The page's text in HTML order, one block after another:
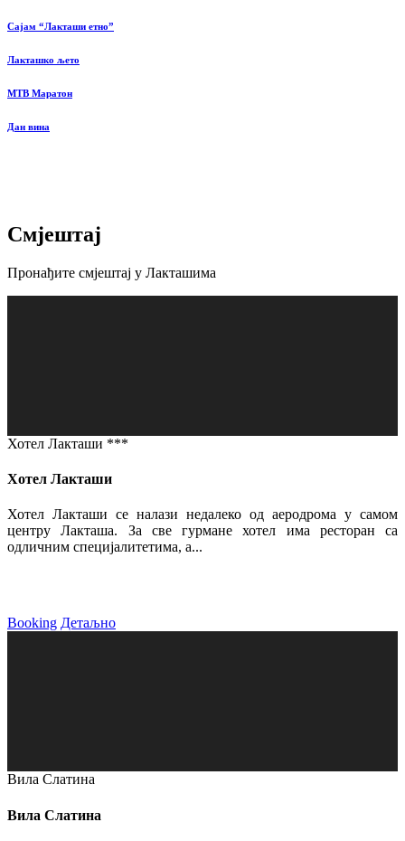
Сајам “Лакташи етно”
Лакташко љето
MTB Маратон
Дан вина
Смјештај
Пронађите смјештај у Лакташима
Хотел Лакташи ***
Хотел Лакташи
Хотел Лакташи се налази недалеко од аеродрома у самом
центру Лакташа. За све гурмане хотел има ресторан са
одличним специјалитетима, а...
Booking Детаљно
Вила Слатина
Вила Слатина